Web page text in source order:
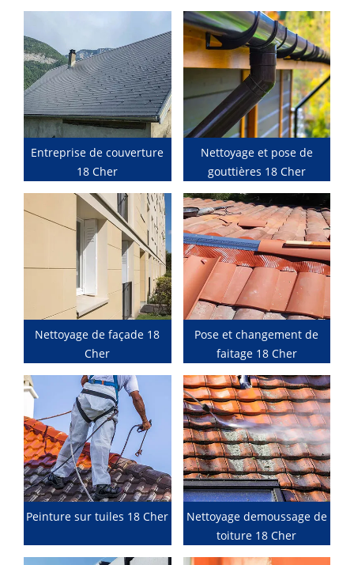
Entreprise de couverture
18 Cher
Nettoyage et pose de
gouttières 18 Cher
Nettoyage de façade 18
Cher
Pose et changement de
faitage 18 Cher
Peinture sur tuiles 18 Cher
Nettoyage demoussage de
toiture 18 Cher